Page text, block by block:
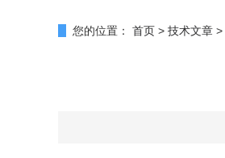
您的位置： 首页 > 技术文章 >